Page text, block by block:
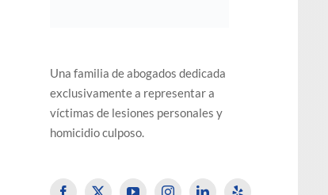
Una familia de abogados dedicada
exclusivamente a representar a
víctimas de lesiones personales y
homicidio culposo.